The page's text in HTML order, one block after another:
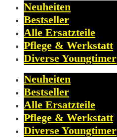
Neuheiten
Bestseller
Alle Ersatzteile
Pflege & Werkstatt
Diverse Youngtimer
Neuheiten
Bestseller
Alle Ersatzteile
Pflege & Werkstatt
Diverse Youngtimer